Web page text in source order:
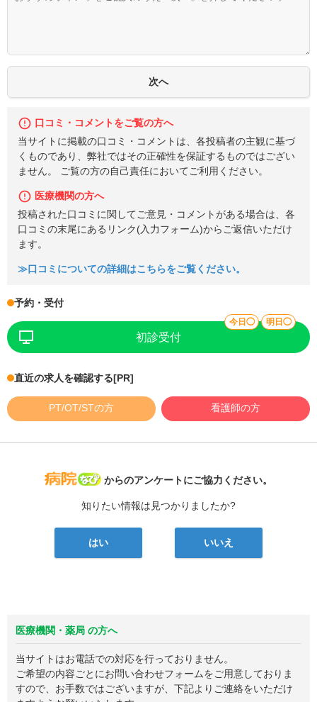
口コミ・コメントをご覧の方へ
当サイトに掲載の口コミ・コメントは、各投稿者の主観に基づ
くものであり、弊社ではその正確性を保証するものではござい
ません。 ご覧の方の自己責任においてご利用ください。
医療機関の方へ
投稿された口コミに関してご意見・コメントがある場合は、各
口コミの末尾にあるリンク(入力フォーム)からご返信いただけ
ます。
≫口コミについての詳細はこちらをご覧ください。
予約・受付
初診受付
今日◯ 明日◯
直近の求人を確認する[PR]
PT/OT/STの方 看護師の方
病院なび
からのアンケートにご協力ください。
知りたい情報は見つかりましたか?
はい いいえ
医療機関・薬局 の方へ
当サイトはお電話での対応を行っておりません。
ご希望の内容ごとにお問い合わせフォームをご用意しておりま
すので、お手数ではございますが、下記よりご連絡をいただけ